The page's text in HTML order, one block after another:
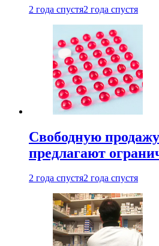
2 года спустя2 года спустя
Свободную
предлагают
2 года спустя2 года спустя